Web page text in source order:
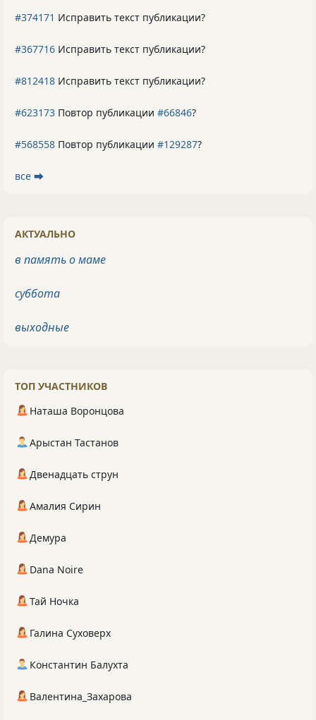
#374171 Исправить текст публикации?
#367716 Исправить текст публикации?
#812418 Исправить текст публикации?
#623173 Повтор публикации #66846?
#568558 Повтор публикации #129287?
все ⮕
АКТУАЛЬНО
в память о маме
суббота
выходные
ТОП УЧАСТНИКОВ
Наташа Воронцова
Арыстан Тастанов
Двенадцать струн
Амалия Сирин
Демура
Dana Noire
Тай Ночка
Галина Суховерх
Константин Балухта
Валентина_Захарова